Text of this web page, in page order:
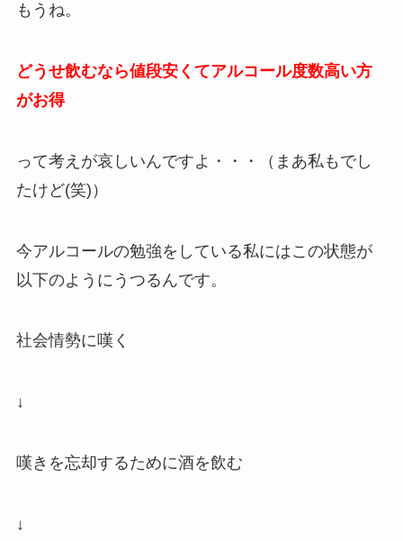
もうね。
どうせ飲むなら値段安くてアルコール度数高い方
がお得
って考えが哀しいんですよ・・・（まあ私もでし
たけど(笑)）
今アルコールの勉強をしている私にはこの状態が
以下のようにうつるんです。
社会情勢に嘆く
↓
嘆きを忘却するために酒を飲む
↓